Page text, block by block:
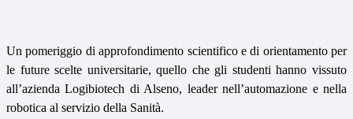
Un pomeriggio diapprofondimento scientifico e di orientamento per
le future scelte universitarie, quello che gli studenti hanno vissuto
all’azienda Logibiotech di Alseno, leader nell’automazione e nella
robotica al servizio della Sanità.